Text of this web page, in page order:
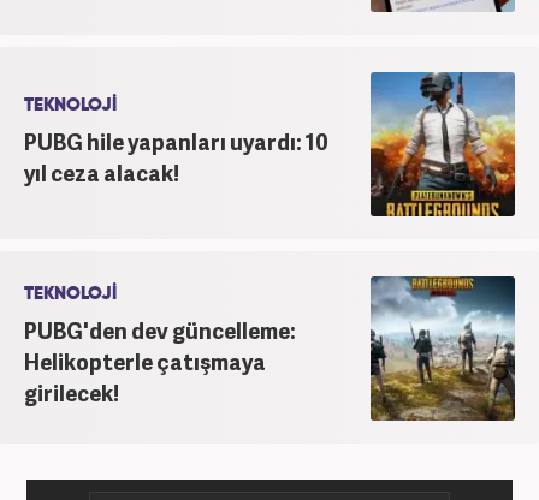
TEKNOLOJİ
PUBG hile yapanları uyardı: 10
yıl ceza alacak!
TEKNOLOJİ
PUBG'den dev güncelleme:
Helikopterle çatışmaya
girilecek!